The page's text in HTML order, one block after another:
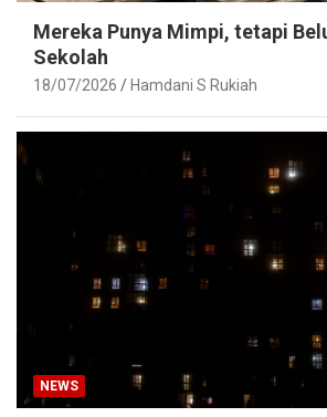
Mereka Punya Mimpi, tetapi
Sekolah
18/07/2026 Hamdani S Rukiah
NEWS